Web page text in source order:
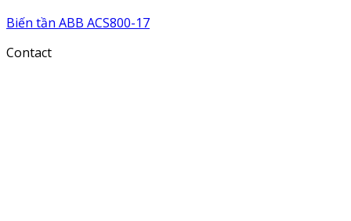
Biến tần ABB ACS800-17
Contact